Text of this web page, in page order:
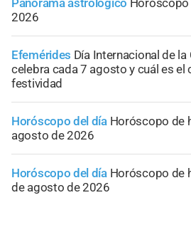
Panorama astrológico Horóscopo
2026
Efemérides Día Internacional de la
celebra cada 7 agosto y cuál es el
festividad
Horóscopo del día Horóscopo de
agosto de 2026
Horóscopo del día Horóscopo de
de agosto de 2026